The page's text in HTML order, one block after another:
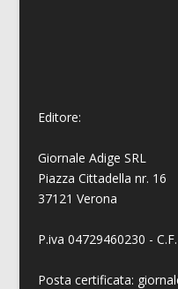
Editore:
Giornale Adige SRL
Piazza Cittadella nr. 16
37121 Verona
P.iva 04729460230 -
Posta certificata: